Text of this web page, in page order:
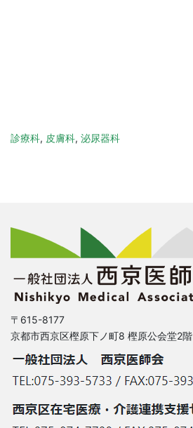
診療科, 皮膚科, 泌尿器科
〒615-8177
京都市西京区樫原下ノ町8 樫原公会堂2階